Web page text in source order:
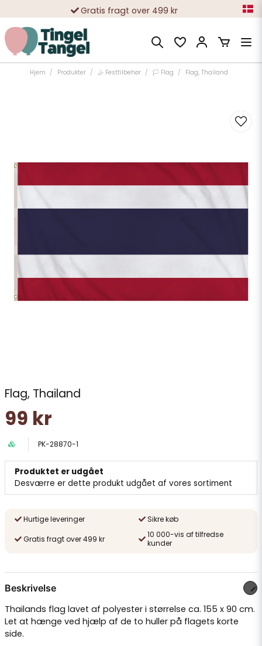
Gratis fragt over 499 kr
10 000-vis af tilfredse kunder
Hjem Produkter 🤹 Festtilbehør 🏳️ Flag Flag, Thailand
Flag, Thailand
99 kr
PK-28870-1
Produktet er udgået
Desværre er dette produkt udgået af vores sortiment
Hurtige leveringer
Sikre køb
Gratis fragt over 499 kr
10 000-vis af tilfredse
kunder
Beskrivelse
Thailands flag lavet af polyester i størrelse ca. 155 x 90 cm.
Let at hænge ved hjælp af de to huller på flagets korte
side.